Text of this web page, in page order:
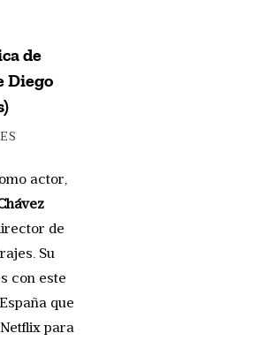
de
Diego
actor,
de
Su
con este
que
para